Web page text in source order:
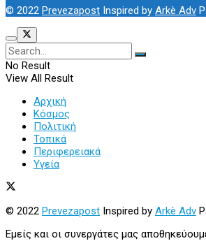
© 2022 Prevezapost Inspired by Arkè Adv
No Result
View All Result
Αρχική
Κόσμος
Πολιτική
Τοπικά
Περιφερειακά
Υγεία
© 2022 Prevezapost Inspired by Arkè Adv
Εμείς και οι συνεργάτες μας